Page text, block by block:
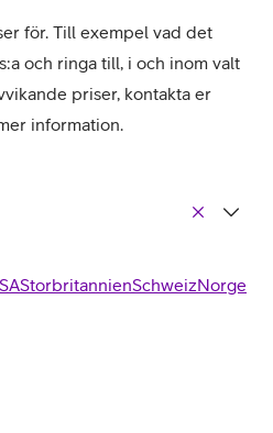
för. Till exempel vad det
och ringa till, i och inom valt
priser, kontakta er
information.
StorbritannienSchweizNorge